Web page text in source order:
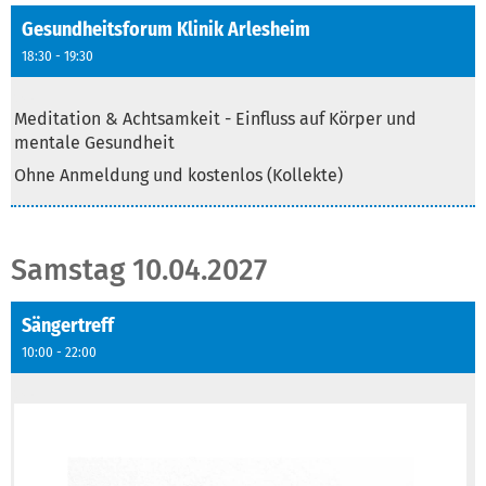
Gesundheitsforum Klinik Arlesheim
18:30 - 19:30
Meditation & Achtsamkeit - Einfluss auf Körper und
mentale Gesundheit
Ohne Anmeldung und kostenlos (Kollekte)
Samstag 10.04.2027
Sängertreff
10:00 - 22:00